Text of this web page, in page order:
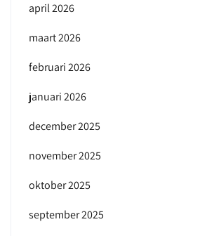
april 2026
maart 2026
februari 2026
januari 2026
december 2025
november 2025
oktober 2025
september 2025